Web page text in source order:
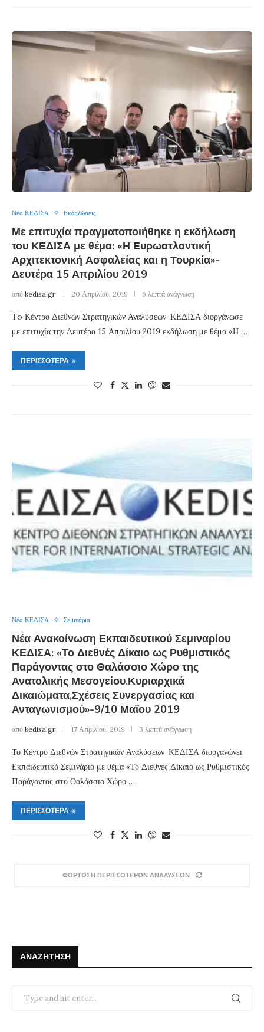
Νέα ΚΕΔΙΣΑ Εκδηλώσεις
Με επιτυχία πραγματοποιήθηκε η εκδήλωση
του ΚΕΔΙΣΑ με θέμα: «Η Ευρωατλαντική
Αρχιτεκτονική Ασφαλείας και η Τουρκία»-
Δευτέρα 15 Απριλίου 2019
από kedisa.gr 20 Απριλίου, 2019 6 λεπτά ανάγνωση
Τo Κέντρο Διεθνών Στρατηγικών Αναλύσεων-ΚΕΔΙΣΑ διοργάνωσε
με επιτυχία την Δευτέρα 15 Απριλίου 2019 εκδήλωση με θέμα «Η …
ΠΕΡΙΣΣΌΤΕΡΑ
Νέα ΚΕΔΙΣΑ Σεμινάρια
Νέα Ανακοίνωση Εκπαιδευτικού Σεμιναρίου
ΚΕΔΙΣΑ: «Το Διεθνές Δίκαιο ως Ρυθμιστικός
Παράγοντας στο Θαλάσσιο Χώρο της
Ανατολικής Μεσογείου.Κυριαρχικά
Δικαιώματα,Σχέσεις Συνεργασίας και
Ανταγωνισμού»-9/10 Μαΐου 2019
από kedisa.gr 17 Απριλίου, 2019 3 λεπτά ανάγνωση
Το Κέντρο Διεθνών Στρατηγικών Αναλύσεων-ΚΕΔΙΣΑ διοργανώνει
Εκπαιδευτικό Σεμινάριο με θέμα «Το Διεθνές Δίκαιο ως Ρυθμιστικός
Παράγοντας στο Θαλάσσιο Χώρο …
ΠΕΡΙΣΣΌΤΕΡΑ
ΦΟΡΤΩΣΗ ΠΕΡΙΣΣΟΤΕΡΩΝ ΑΝΑΛΥΣΕΩΝ
ΑΝΑΖΉΤΗΣΗ